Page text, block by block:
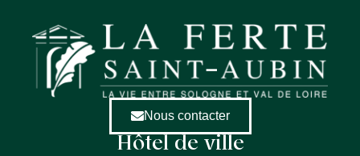
Nous contacter
Hôtel de ville